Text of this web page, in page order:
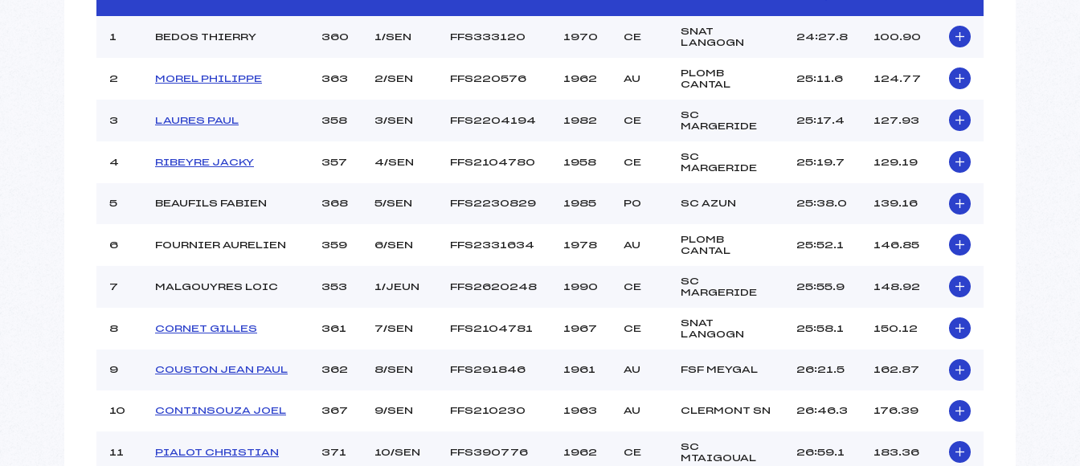
Pénalité appliquée :
100.9000
1 BEDOS THIERRY 360 1/SEN FFS333120 1970 CE
SNAT
LANGOGN
24:27.8 100.90
2 MOREL PHILIPPE 363 2/SEN FFS220576 1962 AU
PLOMB
CANTAL
25:11.6 124.77
3 LAURES PAUL 358 3/SEN FFS2204194 1982 CE
SC
MARGERIDE
25:17.4 127.93
4 RIBEYRE JACKY 357 4/SEN FFS2104780 1958 CE
SC
MARGERIDE
25:19.7 129.19
5 BEAUFILS FABIEN 368 5/SEN FFS2230829 1985 PO SC AZUN 25:38.0 139.16
6 FOURNIER AURELIEN 359 6/SEN FFS2331634 1978 AU
PLOMB
CANTAL
25:52.1 146.85
7 MALGOUYRES LOIC 353 1/JEUN FFS2620248 1990 CE
SC
MARGERIDE
25:55.9 148.92
8 CORNET GILLES 361 7/SEN FFS2104781 1967 CE
SNAT
LANGOGN
25:58.1 150.12
9 COUSTON JEAN PAUL 362 8/SEN FFS291846 1961 AU FSF MEYGAL 26:21.5 162.87
10 CONTINSOUZA JOEL 367 9/SEN FFS210230 1963 AU CLERMONT SN 26:46.3 176.39
11 PIALOT CHRISTIAN 371 10/SEN FFS390776 1962 CE
SC
MTAIGOUAL
26:59.1 183.36